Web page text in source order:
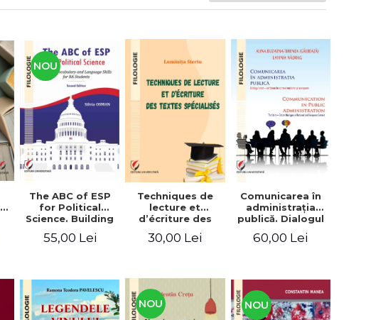
NOU
The ABC of ESP
for Political
Science. Building
vocabulary and
language skills
55,00 Lei
Techniques de
lecture et
d’écriture des
spécialisés
30,00 Lei
Comunicarea în
administraţia
publică. Dialogul
stat – cetăţean în
context naţional
administration .
The state-citizen
dialogue in
60,00 Lei
NOU NOU